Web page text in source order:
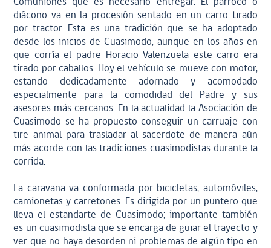
Comuniones que es necesario entregar. El párroco o
diácono va en la procesión sentado en un carro tirado
por tractor. Esta es una tradición que se ha adoptado
desde los inicios de Cuasimodo, aunque en los años en
que corría el padre Horacio Valenzuela este carro era
tirado por caballos. Hoy el vehículo se mueve con motor,
estando dedicadamente adornado y acomodado
especialmente para la comodidad del Padre y sus
asesores más cercanos. En la actualidad la Asociación de
Cuasimodo se ha propuesto conseguir un carruaje con
tire animal para trasladar al sacerdote de manera aún
más acorde con las tradiciones cuasimodistas durante la
corrida.
La caravana va conformada por bicicletas, automóviles,
camionetas y carretones. Es dirigida por un puntero que
lleva el estandarte de Cuasimodo; importante también
es un cuasimodista que se encarga de guiar el trayecto y
ver que no haya desorden ni problemas de algún tipo en